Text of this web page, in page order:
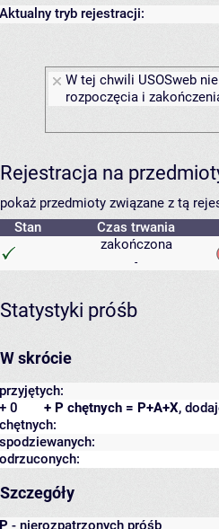
Aktualny tryb rejestracji:
W tej chwili USOSweb
rozpoczęcia i
Rejestracja na
pokaż przedmioty związane z tą
Stan
Czas trwania
zakończona
-
Statystyki próśb
W skrócie
przyjętych:
+ P chętnych = P+A+X,
+ 0
chętnych:
spodziewanych:
odrzuconych:
Szczegóły
P - nierozpatrzonych próśb